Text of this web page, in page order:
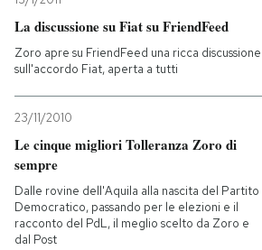
I MIEI PREFERITI
CALENDARIO
AREA PERSONALE
La discussione su Fiat su FriendFeed
Zoro apre su FriendFeed una ricca discussione
sull'accordo Fiat, aperta a tutti
23/11/2010
Le cinque migliori Tolleranza Zoro di
sempre
Dalle rovine dell'Aquila alla nascita del Partito
Democratico, passando per le elezioni e il
racconto del PdL, il meglio scelto da Zoro e
dal Post